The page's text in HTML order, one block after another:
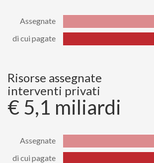
Assegnate
di cui pagate
pagate
784200900.07
Risorse assegnate
interventi privati
€ 5,1 miliardi
Assegnate
di cui pagate